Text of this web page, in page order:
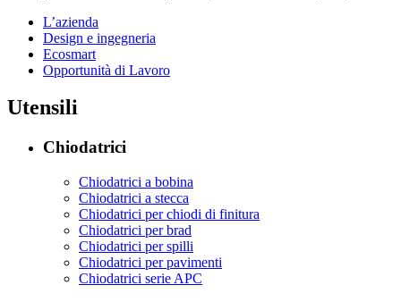
L’azienda
Design e ingegneria
Ecosmart
Opportunità di Lavoro
Utensili
Chiodatrici
Chiodatrici a bobina
Chiodatrici a stecca
Chiodatrici per chiodi di finitura
Chiodatrici per brad
Chiodatrici per spilli
Chiodatrici per pavimenti
Chiodatrici serie APC